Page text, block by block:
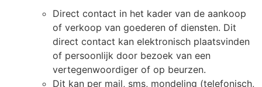
Direct contact in het kader van de aankoop
of verkoop van goederen of diensten. Dit
direct contact kan elektronisch plaatsvinden
of persoonlijk door bezoek van een
vertegenwoordiger of op beurzen.
Dit kan per mail, sms, mondeling (telefonisch,